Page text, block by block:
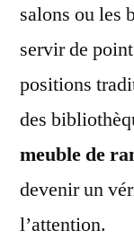
salons ou les
servir de
positions
des
meuble de
devenir un
l’attention.